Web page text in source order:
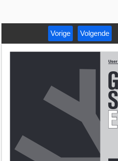
Vorige Volgende